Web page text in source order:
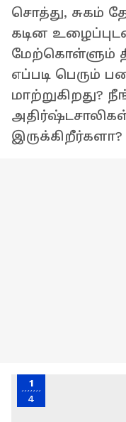
சொத்து, சுகம்
கடின
மேற்கொள்ளும்
எப்படி பெரும்
மாற்றுகிறது?
இருக்கிறீர்களா?
1
4